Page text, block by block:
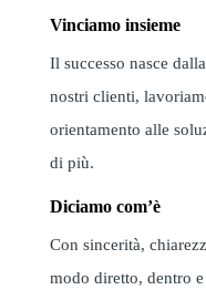
Vinciamo insieme
Il successo nasce
nostri clienti,
orientamento alle
di più.
Diciamo com’è
Con sincerità,
modo diretto, dentro